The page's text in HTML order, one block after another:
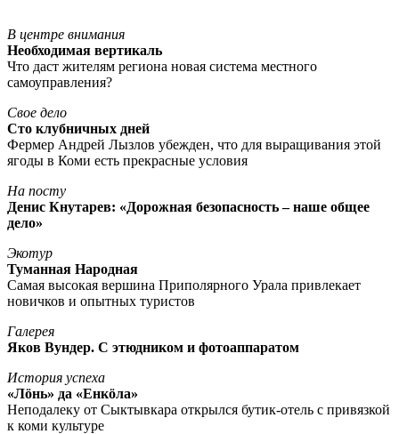
В центре внимания
Необходимая вертикаль
Что даст жителям региона новая система местного
самоуправления?
Свое дело
Сто клубничных дней
Фермер Андрей Лызлов убежден, что для выращивания этой
ягоды в Коми есть прекрасные условия
На посту
Денис Кнутарев: «Дорожная безопасность – наше общее
дело»
Экотур
Туманная Народная
Самая высокая вершина Приполярного Урала привлекает
новичков и опытных туристов
Галерея
Яков Вундер. С этюдником и фотоаппаратом
История успеха
«Лöнь» да «Енкöла»
Неподалеку от Сыктывкара открылся бутик-отель с привязкой
к коми культуре